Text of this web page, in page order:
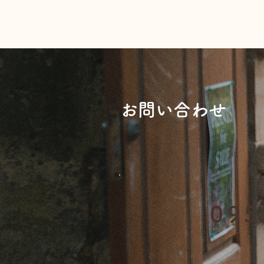
プランニングは楽しいけど、
内容が確定するまでには悩み
ます。
​お問い合わせ